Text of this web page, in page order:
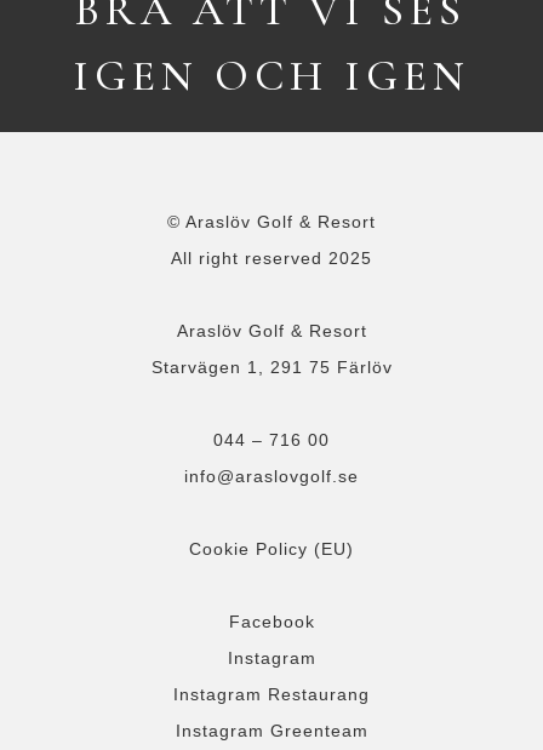
IGEN OCH IGEN
© Araslöv Golf & Resort
All right reserved 2025
Araslöv Golf & Resort
Starvägen 1, 291 75 Färlöv
044 – 716 00
info@araslovgolf.se
Cookie Policy (EU)
Facebook
Instagram
Instagram Restaurang
Instagram Greenteam